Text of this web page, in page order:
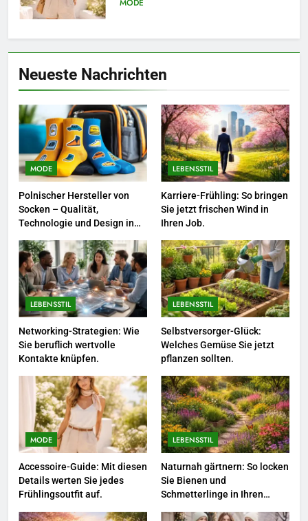
MODE
6
Sie Bienen und Schmetterlinge
in Ihren Garten.
LEBENSSTIL
7
Berufliche Neuorientierung: Mut
zum Quereinstieg in der neuen
Saison.
LEBENSSTIL
8
Farbenpracht statt Wintergrau:
So kombinieren Sie Pastelltöne
in diesem Jahr.
MODE
1
Polnischer Hersteller von
Socken – Qualität, Technologie
und Design in einem
2
Karriere-Frühling: So bringen Sie
jetzt frischen Wind in Ihren Job.
3
Networking-Strategien: Wie Sie
Neueste Nachrichten
MODE
Polnischer Hersteller von
Socken – Qualität,
Technologie und Design in
LEBENSSTIL
Karriere-Frühling: So bringen
Sie jetzt frischen Wind in
Ihren Job.
LEBENSSTIL
Networking-Strategien: Wie
Sie beruflich wertvolle
Kontakte knüpfen.
LEBENSSTIL
Selbstversorger-Glück:
Welches Gemüse Sie jetzt
pflanzen sollten.
MODE
Accessoire-Guide: Mit diesen
Details werten Sie jedes
Frühlingsoutfit auf.
LEBENSSTIL
Naturnah gärtnern: So locken
Sie Bienen und
Schmetterlinge in Ihren